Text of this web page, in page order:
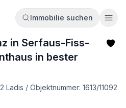
Immobilie suchen
in Serfaus-Fiss-
in bester
/ Objektnummer: 1613/11092